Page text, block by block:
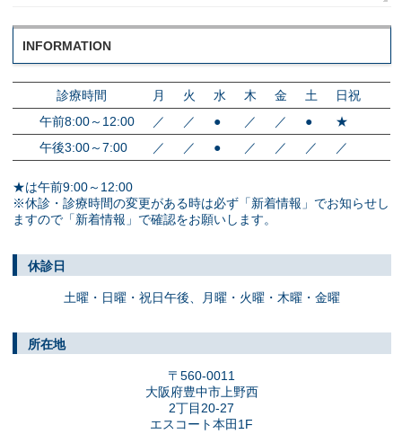
INFORMATION
診療時間 月 火 水 木 金 土
日祝
午前8:00～12:00
／ ／ ● ／ ／ ●
★
午後3:00～7:00
／ ／ ● ／ ／ ／ ／
★は午前9:00～12:00
※休診・診療時間の変更がある時は必ず「新着情報」でお知らせし
ますので「新着情報」で確認をお願いします。
休診日
土曜・日曜・祝日午後、 月曜・火曜・木曜・金曜
所在地
〒560-0011
大阪府豊中市上野西
2丁目20-27
エスコート本田1F